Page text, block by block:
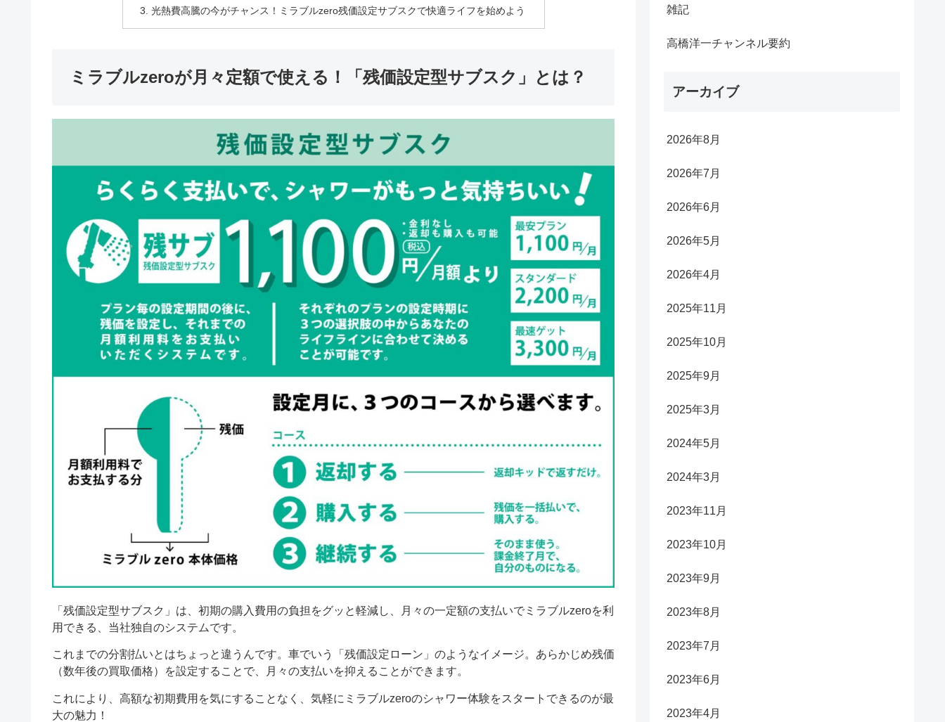
光熱費高騰の今がチャンス！ミラブルzero残価設定サブスクで快適ライフを始めよう
ミラブルzeroが月々定額で使える！「残価設定型サブスク」とは？
「残価設定型サブスク」は、初期の購入費用の負担をグッと軽減し、月々の一定額の支払いでミラブルzeroを利
用できる、当社独自のシステムです。
これまでの分割払いとはちょっと違うんです。車でいう「残価設定ローン」のようなイメージ。あらかじめ残価
（数年後の買取価格）を設定することで、月々の支払いを抑えることができます。
これにより、高額な初期費用を気にすることなく、気軽にミラブルzeroのシャワー体験をスタートできるのが最
大の魅力！
雑記
高橋洋一チャンネル要約
アーカイブ
2026年8月
2026年7月
2026年6月
2026年5月
2026年4月
2025年11月
2025年10月
2025年9月
2025年3月
2024年5月
2024年3月
2023年11月
2023年10月
2023年9月
2023年8月
2023年7月
2023年6月
2023年4月